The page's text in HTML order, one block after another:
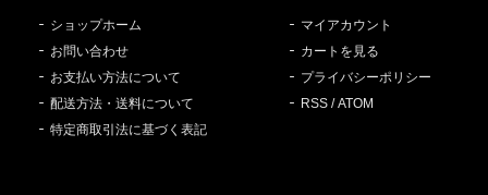
ショップホーム
お問い合わせ
お支払い方法について
配送方法・送料について
特定商取引法に基づく表記
マイアカウント
カートを見る
プライバシーポリシー
RSS /ATOM